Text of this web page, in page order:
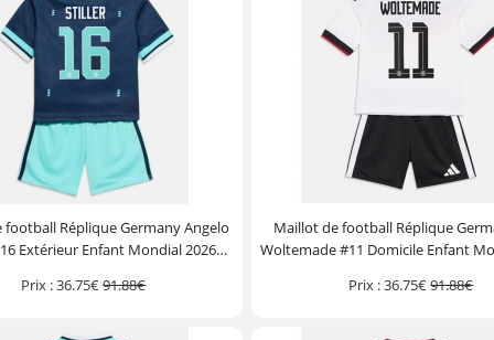
Réplique Germany Angelo
Extérieur Enfant Mondial 2026
Prix :36.75€91.88€
Maillot de football Réplique
Woltemade #11 Domicile Enfant
Prix :36.75€91.88€